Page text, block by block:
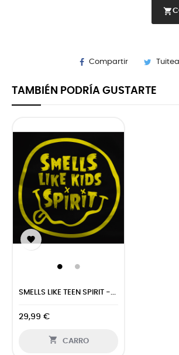
shopping_cart
Compartir
TAMBIÉN PODRÍA GUSTARTE

SMELLS LIKE TEEN SPIRIT -...
29,99 €
 CARRO